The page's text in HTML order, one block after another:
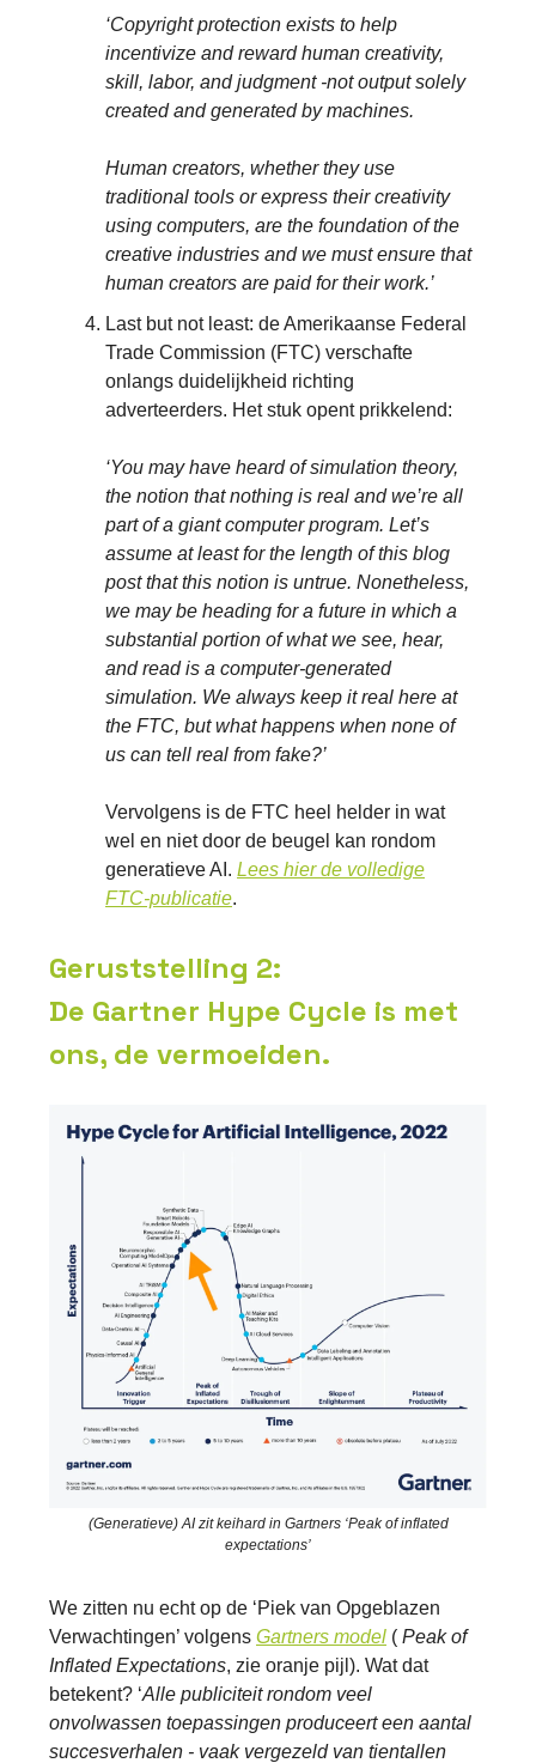
‘Copyright protection exists to help
incentivize and reward human creativity,
skill, labor, and judgment -not output solely
created and generated by machines.
Human creators, whether they use
traditional tools or express their creativity
using computers, are the foundation of the
creative industries and we must ensure that
human creators are paid for their work.’
Last but not least: de Amerikaanse Federal
Trade Commission (FTC) verschafte
onlangs duidelijkheid richting
adverteerders. Het stuk opent prikkelend:
‘You may have heard of simulation theory,
the notion that nothing is real and we’re all
part of a giant computer program. Let’s
assume at least for the length of this blog
post that this notion is untrue. Nonetheless,
we may be heading for a future in which a
substantial portion of what we see, hear,
and read is a computer-generated
simulation. We always keep it real here at
the FTC, but what happens when none of
us can tell real from fake?’
Vervolgens is de FTC heel helder in wat
wel en niet door de beugel kan rondom
generatieve AI. Lees hier de volledige
FTC-publicatie.
Geruststelling 2:
De Gartner Hype Cycle is met
ons, de vermoeiden.
(Generatieve) AI zit keihard in Gartners ‘Peak of inflated
expectations’
We zitten nu echt op de ‘Piek van Opgeblazen
Verwachtingen’ volgens Gartners model ( Peak of
Inflated Expectations, zie oranje pijl). Wat dat
betekent? ‘Alle publiciteit rondom veel
onvolwassen toepassingen produceert een aantal
succesverhalen - vaak vergezeld van tientallen